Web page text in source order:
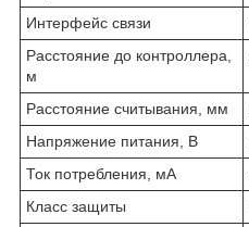
Интерфейс связи
Расстояние до контроллера,
м
Расстояние считывания, мм
Напряжение питания, В
Ток потребления, мА
Класс защиты